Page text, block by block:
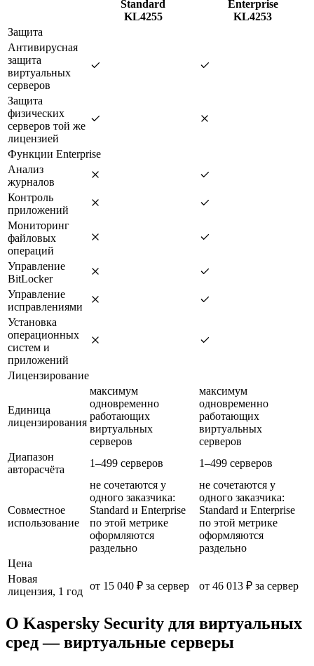
Standard
KL4255
Enterprise
KL4253
Защита
Антивирусная
защита
виртуальных
серверов
Защита
физических
серверов той же
лицензией
Функции Enterprise
Анализ
журналов
Контроль
приложений
Мониторинг
файловых
операций
Управление
BitLocker
Управление
исправлениями
Установка
операционных
систем и
приложений
Лицензирование
Единица
лицензирования
максимум
одновременно
работающих
виртуальных
серверов
максимум
одновременно
работающих
виртуальных
серверов
Диапазон
авторасчёта
1–499 серверов 1–499 серверов
Совместное
использование
не сочетаются у
одного заказчика:
Standard и Enterprise
по этой метрике
оформляются
раздельно
не сочетаются у
одного заказчика:
Standard и Enterprise
по этой метрике
оформляются
раздельно
Цена
Новая
лицензия, 1 год от 15 040 ₽ за сервер от 46 013 ₽ за сервер
О Kaspersky Security для виртуальных
сред — виртуальные серверы